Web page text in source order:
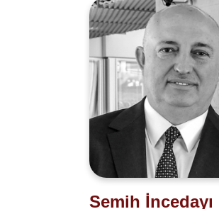
Semih İncedayı